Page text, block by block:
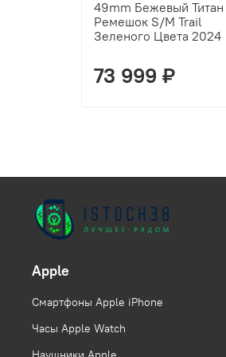
49mm Бежевый Титан
Ремешок S/M Trail
Зеленого Цвета 2024
73 999 ₽
Apple
Смартфоны Apple iPhone
Часы Apple Watch